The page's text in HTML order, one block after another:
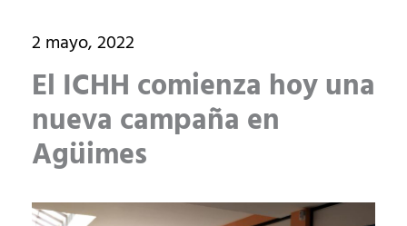
2 mayo, 2022
El ICHH comienza hoy una
nueva campaña en
Agüimes